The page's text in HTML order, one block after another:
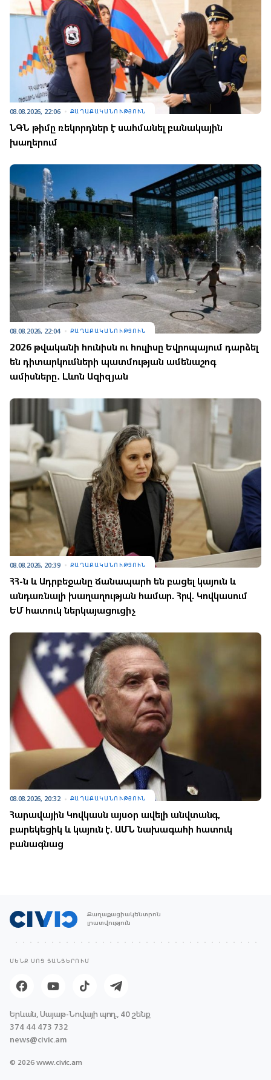
08.08.2026, 22:06 ՔԱՂԱՔԱԿԱՆՈՒԹՅՈՒՆ
ՆԳՆ թիմը ռեկորդներ է սահմանել բանակային
խաղերում
08.08.2026, 22:04 ՔԱՂԱՔԱԿԱՆՈՒԹՅՈՒՆ
2026 թվականի հունիսն ու հուլիսը Եվրոպայում դարձել
են դիտարկումների պատմության ամենաշոգ
ամիսները․ Լևոն Ազիզյան
08.08.2026, 20:39 ՔԱՂԱՔԱԿԱՆՈՒԹՅՈՒՆ
ՀՀ-ն և Ադրբեջանը ճանապարհ են բացել կայուն և
անդառնալի խաղաղության համար. Հրվ. Կովկասում
ԵՄ հատուկ ներկայացուցիչ
08.08.2026, 20:32 ՔԱՂԱՔԱԿԱՆՈՒԹՅՈՒՆ
Հարավային Կովկասն այսօր ավելի անվտանգ,
բարեկեցիկ և կայուն է. ԱՄՆ նախագահի հատուկ
բանագնաց
Քաղաքացիակենտրոն
լրատվություն
ՄԵՆՔ ՍՈՑ ՑԱՆՑԵՐՈՒՄ
Երևան, Սայաթ-Նովայի պող., 40 շենք
374 44 473 732
news@civic.am
© 2026 www.civic.am